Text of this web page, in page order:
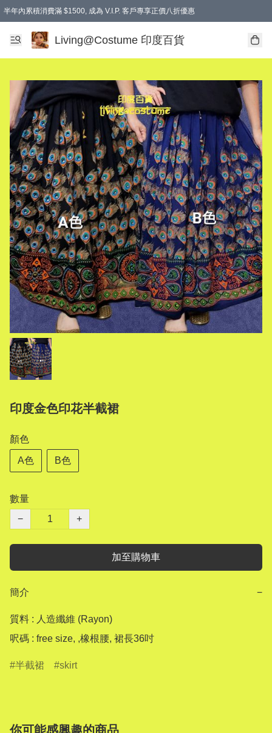
半年內累積消費滿 $1500, 成為 V.I.P. 客戶專享正價八折優惠
滿$600免本地運費
Living@Costume 印度百貨
印度金色印花半截裙
顏色
A色 B色
數量
−
+
加至購物車
簡介 −
質料 : 人造纖維 (Rayon)
呎碼 : free size, ,橡根腰, 裙長36吋
半截裙 skirt
你可能感興趣的商品